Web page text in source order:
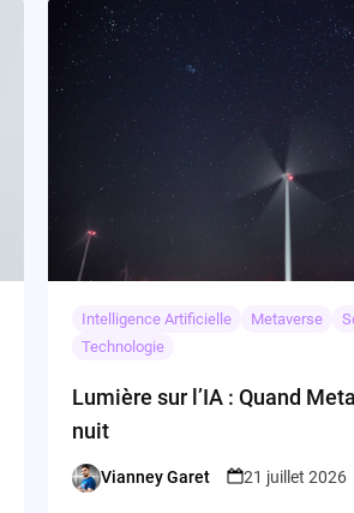
Intelligence Artificielle Metaverse
Technologie
Lumière sur l’IA : Quand
nuit
Posted
Vianney Garet 21 juillet 2026